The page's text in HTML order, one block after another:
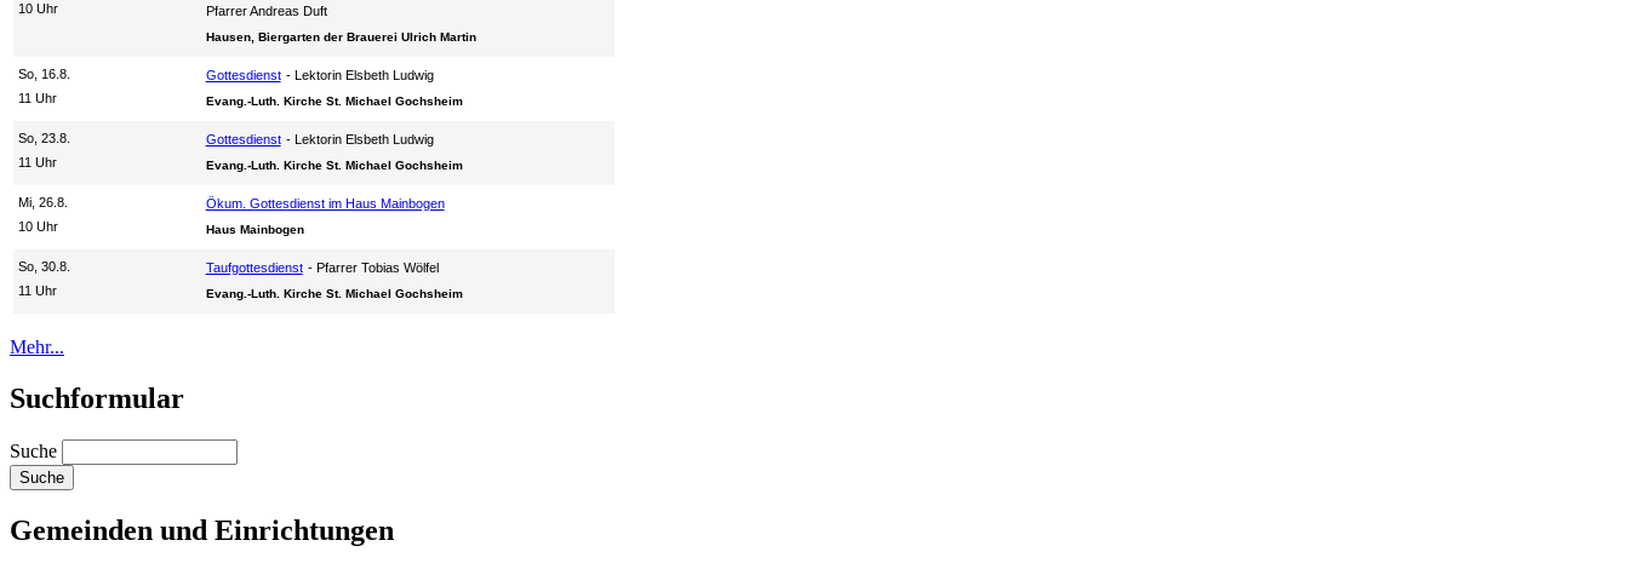
10 Uhr
Pfarrer Andreas Duft
Hausen, Biergarten der Brauerei Ulrich Martin
So, 16.8.
11 Uhr
Gottesdienst Lektorin Elsbeth Ludwig
Evang.-Luth. Kirche St. Michael Gochsheim
So, 23.8.
11 Uhr
Gottesdienst Lektorin Elsbeth Ludwig
Evang.-Luth. Kirche St. Michael Gochsheim
Mi, 26.8.
10 Uhr
Ökum. Gottesdienst im Haus Mainbogen
Haus Mainbogen
So, 30.8.
11 Uhr
Taufgottesdienst Pfarrer Tobias Wölfel
Evang.-Luth. Kirche St. Michael Gochsheim
Mehr...
Suchformular
Suche
Gemeinden und Einrichtungen